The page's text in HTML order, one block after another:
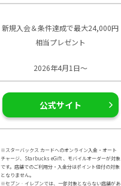
新規入会＆条件達成で最大24,000円
相当プレゼント
2026年4月1日～
公式サイト
※スターバックス カードへのオンライン入金・オート
チャージ、Starbucks eGift 、モバイルオーダーが対象
です。店舗でのご利用分・入金分はポイント倍付の対象
となりません。
※セブン‐イレブンでは、一部対象とならない店舗があ